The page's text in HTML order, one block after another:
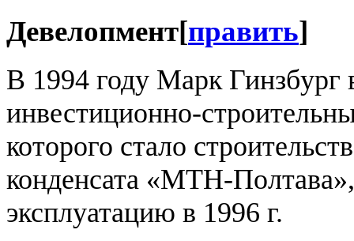
Девелопмент[править]
В 1994 году Марк Гинзбург
инвестиционно-
которого стало
конденсата «МТН-
эксплуатацию в 1996 г.